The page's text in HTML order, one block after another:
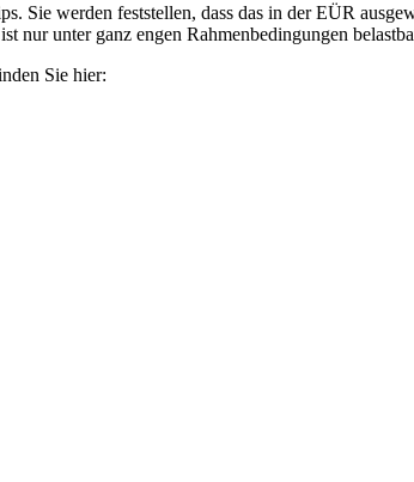
Sie werden feststellen, dass das in der EÜR
nur unter ganz engen Rahmenbedingungen
Sie hier: